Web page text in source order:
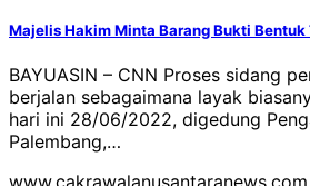
Majelis Hakim Minta Barang Bukti
BAYUASIN – CNN Proses sidang
berjalan sebagaimana layak
hari ini 28/06/2022, digedung
Palembang,…